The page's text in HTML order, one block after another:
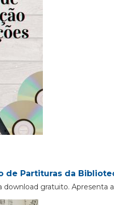
de Partituras da
download gratuito.